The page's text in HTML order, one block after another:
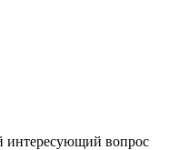
интересующий вопрос